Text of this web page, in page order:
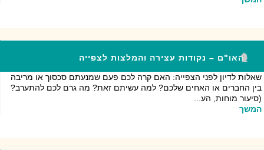
האו"ם – נקודות עצירה והמלצות לצפייה
שאלות לדיון לפני הצפייה: האם קרה לכם פעם שמנעתם סכסוך או מריבה
בין החברים או האחים שלכם? למה עשיתם זאת? מה גרם לכם להתערב?
(סיעור מוחות, הע...
המשך